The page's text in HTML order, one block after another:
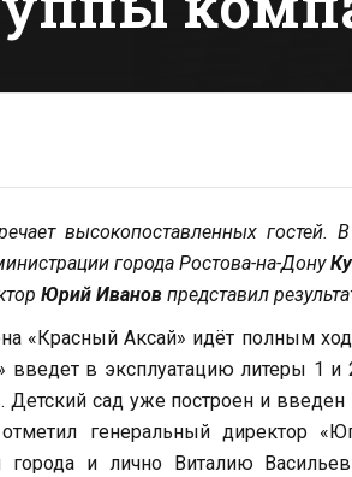
высокопоставленных
города Ростова-на-Дону
Юрий Иванов представил
«Красный Аксай» идёт полным
введет в эксплуатацию литеры 1
Детский сад уже построен и
генеральный директор
города и лично Виталию